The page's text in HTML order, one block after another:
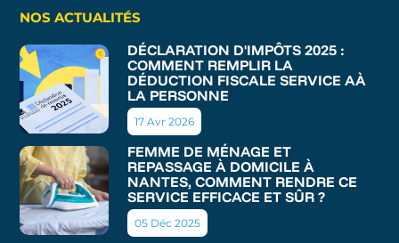
NOS ACTUALITÉS
DÉCLARATION D'IMPÔTS 2025 :
COMMENT REMPLIR LA
DÉDUCTION FISCALE SERVICE AÀ
LA PERSONNE
17 Avr 2026
FEMME DE MÉNAGE ET
REPASSAGE À DOMICILE À
NANTES, COMMENT RENDRE CE
SERVICE EFFICACE ET SÛR ?
05 Déc 2025